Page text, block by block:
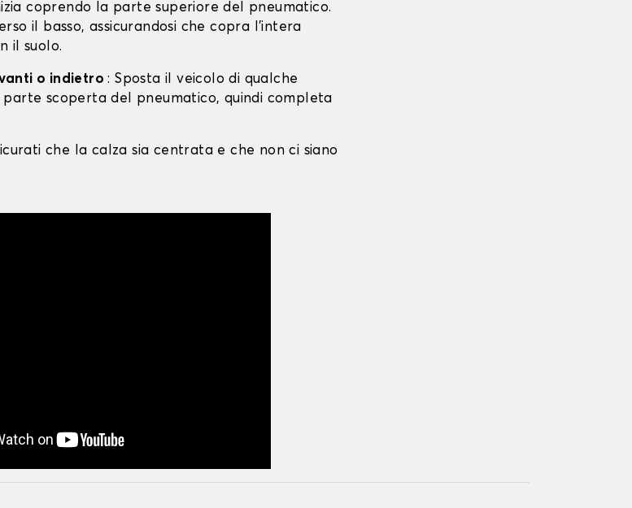
coprendo la parte superiore del pneumatico.
il basso, assicurandosi che copra l'intera
il suolo.
o indietro: Sposta il veicolo di qualche
scoperta del pneumatico, quindi completa
che la calza sia centrata e che non ci siano